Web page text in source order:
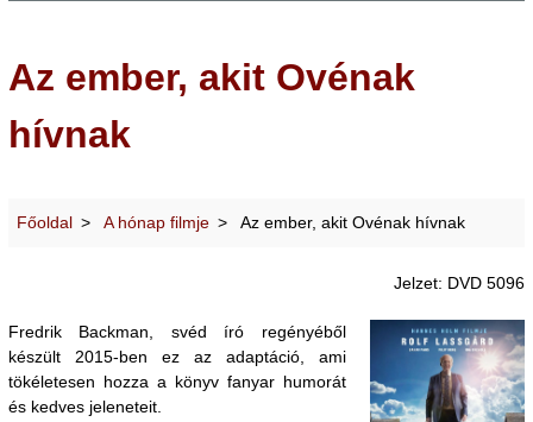
Az ember, akit Ovénak
hívnak
Főoldal A hónap filmje Az ember, akit Ovénak hívnak
Jelzet: DVD 5096
Fredrik Backman, svéd író regényéből
készült 2015-ben ez az adaptáció, ami
tökéletesen hozza a könyv fanyar humorát
és kedves jeleneteit.